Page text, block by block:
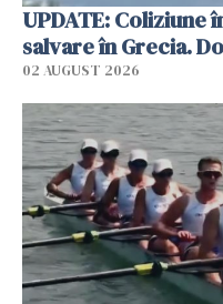
UPDATE:
salvare în Grecia.
02 AUGUST 2026